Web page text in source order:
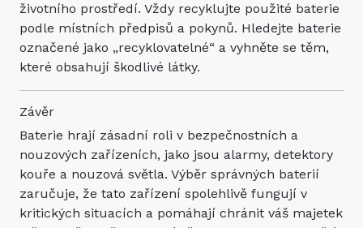
životního prostředí. Vždy recyklujte použité baterie
podle místních předpisů a pokynů. Hledejte baterie
označené jako „recyklovatelné“ a vyhněte se těm,
které obsahují škodlivé látky.
Závěr
Baterie hrají zásadní roli v bezpečnostních a
nouzových zařízeních, jako jsou alarmy, detektory
kouře a nouzová světla. Výběr správných baterií
zaručuje, že tato zařízení spolehlivě fungují v
kritických situacích a pomáhají chránit váš majetek